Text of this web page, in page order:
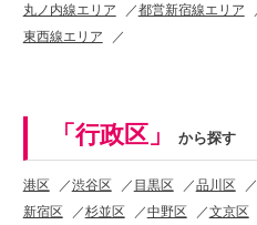
丸ノ内線エリア
都営新宿線エリア
東西線エリア
「行政区」 から探す
港区 渋谷区 目黒区 品川区
新宿区
杉並区 中野区 文京区